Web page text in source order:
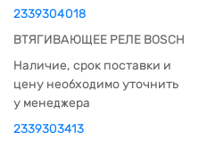
2339304018
ВТЯГИВАЮЩЕЕ РЕЛЕ BOSCH
Наличие, срок поставки и
цену необходимо уточнить
у менеджера
2339303413